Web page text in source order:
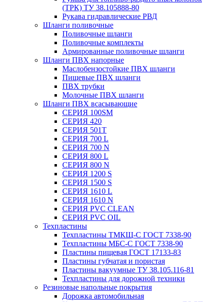
(ТРК) ТУ 38.105888-80
Рукава гидравлические РВД
Шланги поливочные
Поливочные шланги
Поливочные комплекты
Армированные поливочные шланги
Шланги ПВХ напорные
Маслобензостойкие ПВХ шланги
Пищевые ПВХ шланги
ПВХ трубки
Молочные ПВХ шланги
Шланги ПВХ всасывающие
СЕРИЯ 100SM
СЕРИЯ 420
СЕРИЯ 501T
СЕРИЯ 700 L
СЕРИЯ 700 N
СЕРИЯ 800 L
СЕРИЯ 800 N
СЕРИЯ 1200 S
СЕРИЯ 1500 S
СЕРИЯ 1610 L
СЕРИЯ 1610 N
СЕРИЯ PVC CLEAN
СЕРИЯ PVC OIL
Техпластины
Техпластины ТМКЩ-С ГОСТ 7338-90
Техпластины МБС-С ГОСТ 7338-90
Пластины пищевая ГОСТ 17133-83
Пластины губчатая и пористая
Пластины вакуумные ТУ 38.105.116-81
Техпластины для дорожной техники
Резиновые напольные покрытия
Дорожка автомобильная